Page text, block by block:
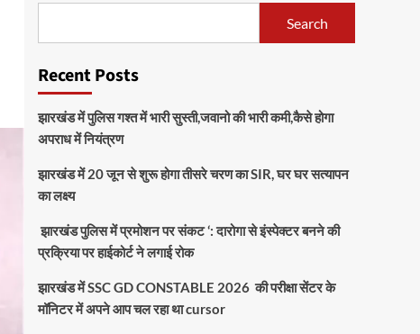
Search
Recent Posts
झारखंड में पुलिस गश्त में भारी सुस्ती,जवानो की भारी कमी,कैसे होगा
अपराध में नियंत्रण
झारखंड में 20 जून से शुरू होगा तीसरे चरण का SIR, घर घर सत्यापन
का लक्ष्य
झारखंड पुलिस में प्रमोशन पर संकट ‘: दारोगा से इंस्पेक्टर बनने की
प्रक्रिया पर हाईकोर्ट ने लगाई रोक
झारखंड में SSC GD CONSTABLE 2026 की परीक्षा सेंटर के
मॉनिटर में अपने आप चल रहा था cursor